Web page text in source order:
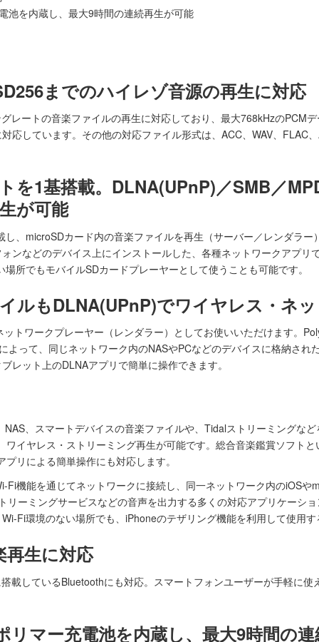
池を内蔵し、最大9時間の連続再生が可能
までのハイレゾ音源の再生に対応
レートの音楽ファイルの再生に対応しており、最大768kHzのPCM
応しています。その他の対応ファイル形式は、ACC、WAV、FLAC
を1基搭載。DLNA(UPnP)／SMB／
が可能
、microSDカード内の音楽ファイルを再生（サーバー／レンダラ
ンなどのデバイス上にインストールした、各種ネットワークアプリ
所でもモバイルSDカードプレーヤーとして使うことも可能です。
ルもDLNA(UPnP)でワイヤレス・ネ
トワークプレーヤー（レンダラー）としてお使いいただけます。
よって、同じネットワーク内のNASやPCなどのデバイスに格納され
レット上のDLNAアプリで簡単に操作できます。
、スマートデバイスの音楽ファイルや、Tidalストリーミングな
イヤレス・ストリーミング再生が可能です。総合音楽鑑賞ソフト
リによる簡単操作にも対応します。
Fi機能を通じてネットワークに接続し、同一ネットワーク内のiOS
リーミングサービスなどの音声を出力する多くの対応アプリケーシ
Fi環境のない場所でも、iPhoneのテザリング機能を利用して使用
生に対応
載しているBluetoothにも対応。スマートフォンユーザーが手軽に
リマー充電池を内蔵し、最大9時間の